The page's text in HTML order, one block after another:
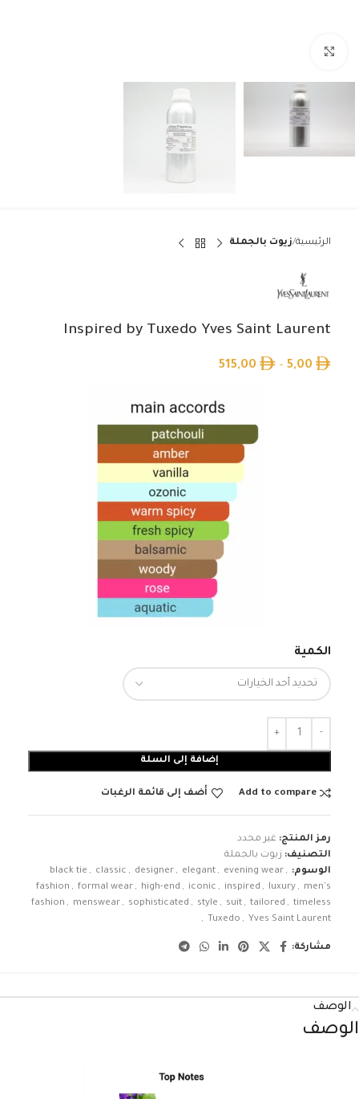
الرئيسية زيوت بالجملة
Inspired by Tuxedo Yves Saint Laurent
5,00
–
515,00
الكمية
إضافة إلى السلة
Add to compare أضف إلى قائمة الرغبات
رمز المنتج: غير محدد
التصنيف: زيوت بالجملة
الوسوم:
black tie , classic , designer , elegant , evening wear ,
fashion , formal wear , high-end , iconic , inspired , luxury , men's
fashion , menswear , sophisticated , style , suit , tailored , timeless
,
Tuxedo , Yves Saint Laurent
مشاركة:
الوصف
الوصف